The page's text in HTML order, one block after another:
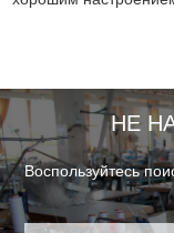
НЕ
Воспользуйтесь